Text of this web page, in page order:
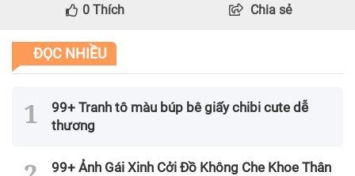
0 Thích Chia sẻ
ĐỌC NHIỀU
99+ Tranh tô màu búp bê giấy chibi cute dễ
thương
99+ Ảnh Gái Xinh Cởi Đồ Không Che Khoe Thân